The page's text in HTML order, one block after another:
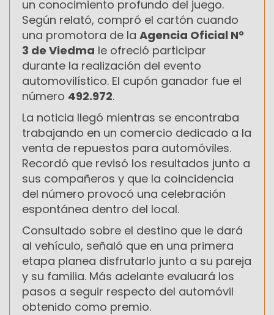
un conocimiento profundo del juego.
Según relató, compró el cartón cuando
una promotora de la Agencia Oficial N°
3 de Viedma le ofreció participar
durante la realización del evento
automovilístico. El cupón ganador fue el
número 492.972.
La noticia llegó mientras se encontraba
trabajando en un comercio dedicado a la
venta de repuestos para automóviles.
Recordó que revisó los resultados junto a
sus compañeros y que la coincidencia
del número provocó una celebración
espontánea dentro del local.
Consultado sobre el destino que le dará
al vehículo, señaló que en una primera
etapa planea disfrutarlo junto a su pareja
y su familia. Más adelante evaluará los
pasos a seguir respecto del automóvil
obtenido como premio.